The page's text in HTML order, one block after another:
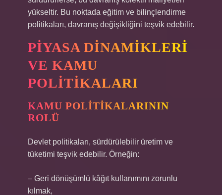
yükseltir. Bu noktada eğitim ve bilinçlendirme
politikaları, davranış değişikliğini teşvik edebilir.
PIYASA DINAMIKLERI
VE KAMU
POLITIKALARI
KAMU POLITIKALARININ
ROLÜ
Devlet politikaları, sürdürülebilir üretim ve
tüketimi teşvik edebilir. Örneğin:
– Geri dönüşümlü kâğıt kullanımını zorunlu
kılmak,